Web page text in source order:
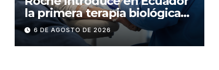
la primera terapia biológica
de precisión capaz de
detener el daño renal por
nefritis lúpica
6 DE AGOSTO DE 2026